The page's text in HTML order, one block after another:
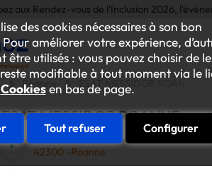
des cookies nécessaires à son bon
améliorer votre expérience,
être utilisés : vous pouvez choisir de
modifiable à tout moment via le
Cookiesen bas de page.
Tout refuser Configurer
aux Rendez-vous de l'Inclusion 2026,
Roanne ESAT MESSIDOR ROANNE
ESAT MESSIDOR ROANNE
26 Bis Impasse Fontval
42300 -Roanne